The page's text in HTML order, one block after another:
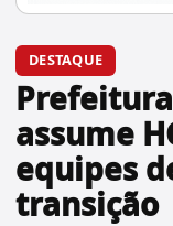
DESTAQUE
assume
equipes
transição